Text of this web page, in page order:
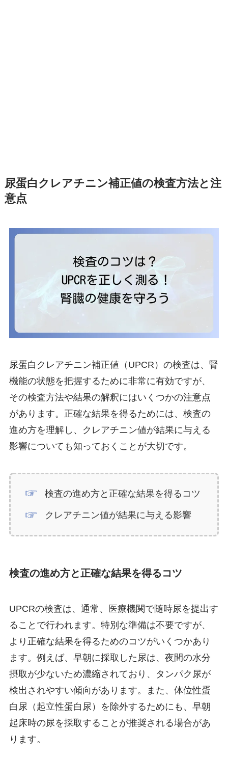
尿蛋白クレアチニン補正値の検査方法と注
意点
尿蛋白クレアチニン補正値（UPCR）の検査は、腎
機能の状態を把握するために非常に有効ですが、
その検査方法や結果の解釈にはいくつかの注意点
があります。正確な結果を得るためには、検査の
進め方を理解し、クレアチニン値が結果に与える
影響についても知っておくことが大切です。
検査の進め方と正確な結果を得るコツ
クレアチニン値が結果に与える影響
検査の進め方と正確な結果を得るコツ
UPCRの検査は、通常、医療機関で随時尿を提出す
ることで行われます。特別な準備は不要ですが、
より正確な結果を得るためのコツがいくつかあり
ます。例えば、早朝に採取した尿は、夜間の水分
摂取が少ないため濃縮されており、タンパク尿が
検出されやすい傾向があります。また、体位性蛋
白尿（起立性蛋白尿）を除外するためにも、早朝
起床時の尿を採取することが推奨される場合があ
ります。